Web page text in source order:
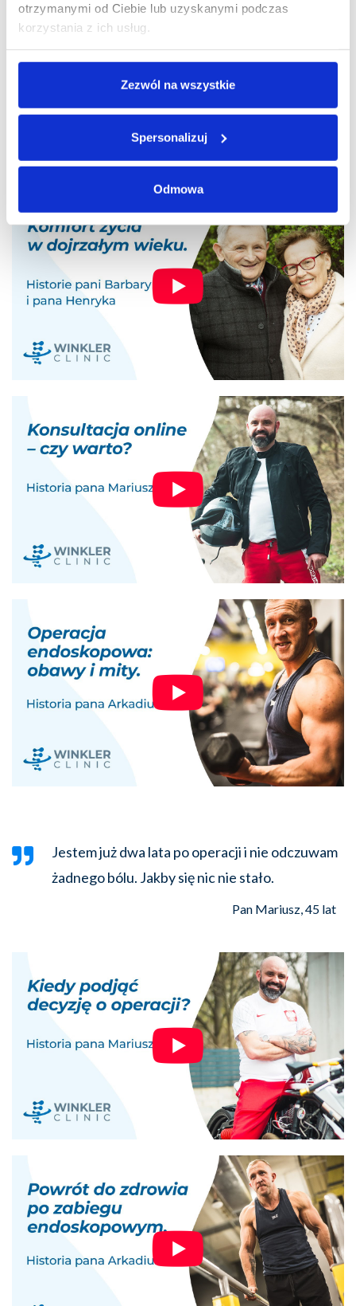
otrzymanymi od Ciebie lub uzyskanymi podczas
korzystania z ich usług.
Zezwól na wszystkie
Spersonalizuj
Odmowa
Trzeba się operować, bo wtedy człowiek ma
komfort chodzenia i po prostu życia.
Jestem już dwa lata po operacji i nie odczuwam
żadnego bólu. Jakby się nic nie stało.
Pan Mariusz, 45 lat